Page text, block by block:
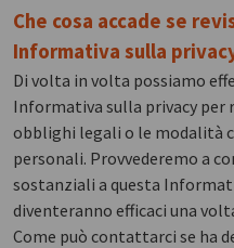
Che cosa accade se
Informativa sulla
Di volta in volta possiamo
Informativa sulla privacy
obblighi legali o le modalità
personali. Provvederemo a
sostanziali a questa
diventeranno efficaci una
Come può contattarci se ha